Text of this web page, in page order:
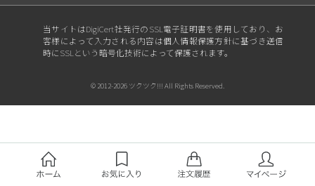
当サイトはDigiCert社発行のSSL電子証明書を使用しており、お
客様によって入力される内容は個人情報保護方針に基づき送信
時にSSLという暗号化技術によって保護されます。
© 2012-2026 ツクツク!!! All Rights Reserved.